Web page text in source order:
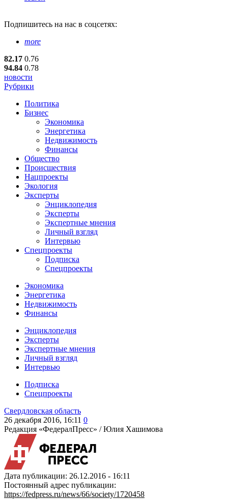
Подпишитесь на нас в соцсетях:
more
82.17 0.76
94.84 0.78
новости
Рубрики
Политика
Бизнес
Экономика
Энергетика
Недвижимость
Финансы
Общество
Происшествия
Нацпроекты
Экология
Эксперты
Энциклопедия
Эксперты
Экспертные мнения
Личный взгляд
Интервью
Спецпроекты
Подписка
Спецпроекты
Экономика
Энергетика
Недвижимость
Финансы
Энциклопедия
Эксперты
Экспертные мнения
Личный взгляд
Интервью
Подписка
Спецпроекты
Свердловская область
26 декабря 2016, 16:11 0
Редакция «ФедералПресс» /Юлия Хашимова
Дата публикации: 26.12.2016 - 16:11
Постоянный адрес публикации:
https://fedpress.ru/news/66/society/1720458